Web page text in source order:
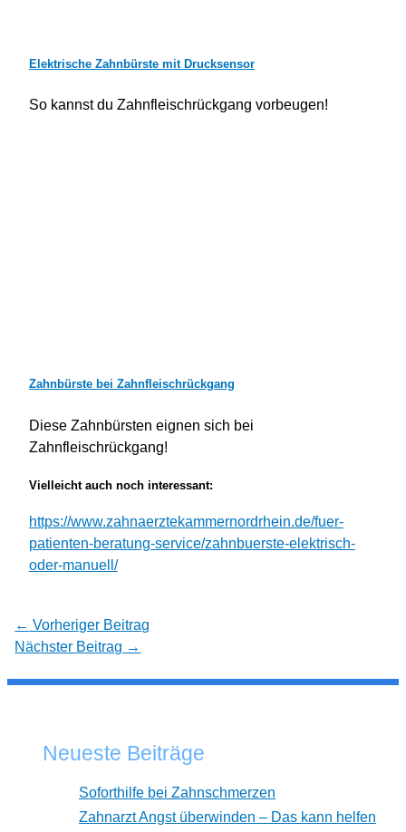
Elektrische Zahnbürste mit Drucksensor
So kannst du Zahnfleischrückgang vorbeugen!
Zahnbürste bei Zahnfleischrückgang
Diese Zahnbürsten eignen sich bei
Zahnfleischrückgang!
Vielleicht auch noch interessant:
https://www.zahnaerztekammernordrhein.de/fuer-
patienten-beratung-service/zahnbuerste-elektrisch-
oder-manuell/
← Vorheriger Beitrag
Nächster Beitrag →
Neueste Beiträge
Soforthilfe bei Zahnschmerzen
Zahnarzt Angst überwinden – Das kann helfen